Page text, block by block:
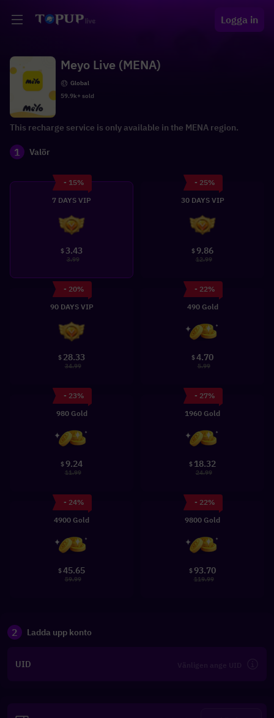
Logga in
Meyo Live (MENA)
Global
59.9k+ sold
This recharge service is only available in the MENA region.
1 Valör
- 15%
7 DAYS VIP
$3.43
3.99
- 25%
30 DAYS VIP
$9.86
12.99
- 20%
90 DAYS VIP
$ 28.33
34.99
- 22%
490 Gold
$4.70
5.99
- 23%
980 Gold
$9.24
11.99
- 27%
1960 Gold
$ 18.32
24.99
- 24%
4900 Gold
$45.65
59.99
- 22%
9800 Gold
$93.70
119.99
2 Ladda upp konto
UID